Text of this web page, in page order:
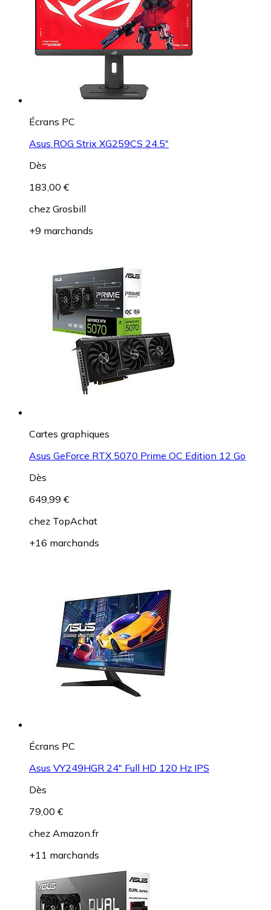
Écrans PC
Asus ROG Strix XG259CS 24.5"
Dès
183,00 €
chez Grosbill
+9 marchands
Cartes graphiques
Asus GeForce RTX 5070 Prime OC Edition 12 Go
Dès
649,99 €
chez TopAchat
+16 marchands
Écrans PC
Asus VY249HGR 24" Full HD 120 Hz IPS
Dès
79,00 €
chez Amazon.fr
+11 marchands